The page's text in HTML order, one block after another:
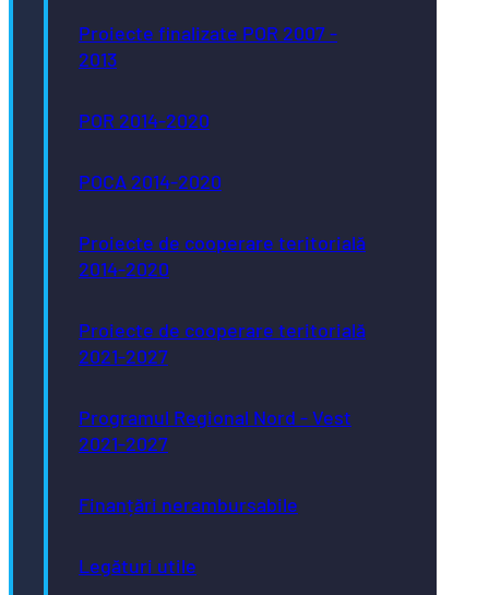
Proiecte finalizate POR 2007 -
2013
POR 2014-2020
POCA 2014-2020
Proiecte de cooperare teritorială
2014-2020
Proiecte de cooperare teritorială
2021-2027
Programul Regional Nord - Vest
2021-2027
Finanțări nerambursabile
Legături utile